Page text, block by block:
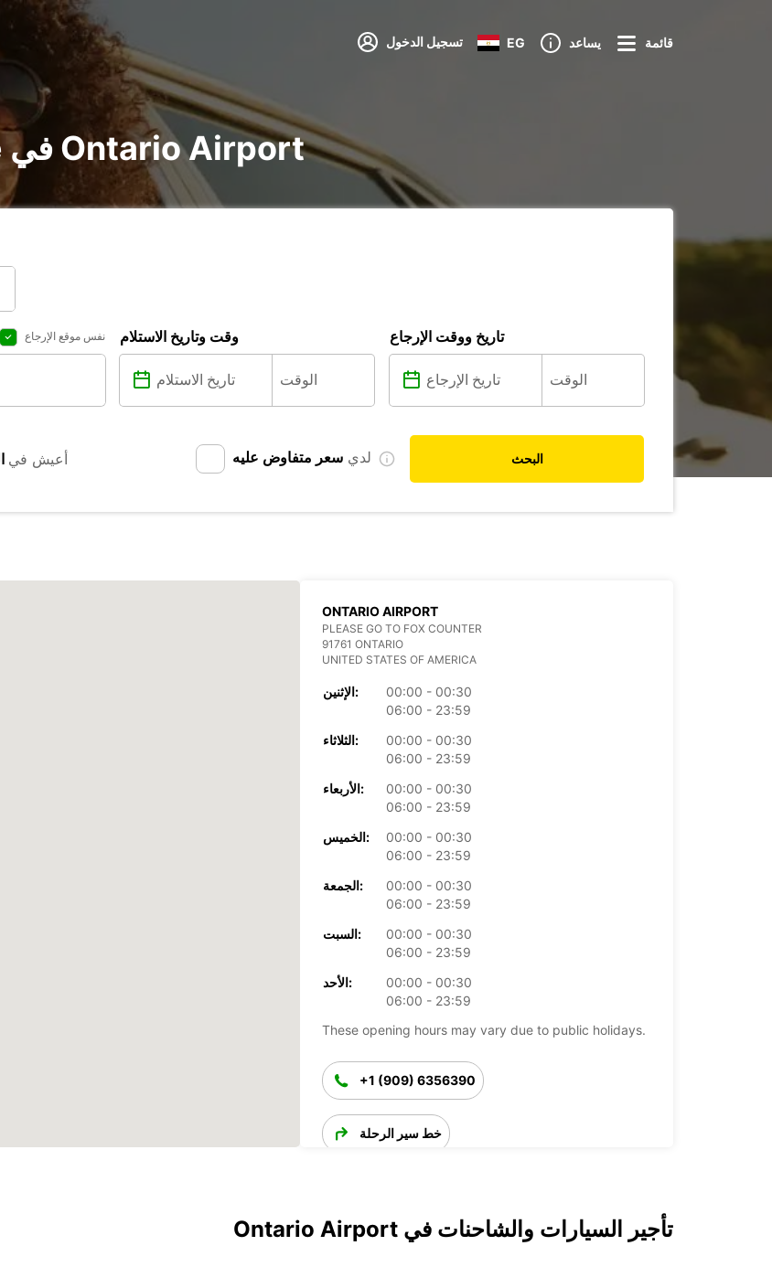
تسجيل الدخول EG يساعد قائمة
تأجير voiture و utilitaire في Ontario Airport
نفس موقع الإرجاع وقت وتاريخ الاستلام تاريخ ووقت الإرجاع
أعيش في لدي سعر متفاوض عليه البحث
ONTARIO AIRPORT
PLEASE GO TO FOX COUNTER
91761 ONTARIO
UNITED STATES OF AMERICA
الإثنين:
00:00 - 00:30
06:00 - 23:59
الثلاثاء:
00:00 - 00:30
06:00 - 23:59
الأربعاء:
00:00 - 00:30
06:00 - 23:59
الخميس:
00:00 - 00:30
06:00 - 23:59
الجمعة:
00:00 - 00:30
06:00 - 23:59
السبت:
00:00 - 00:30
06:00 - 23:59
الأحد:
00:00 - 00:30
06:00 - 23:59
These opening hours may vary due to public holidays.
+1 (909) 6356390
خط سير الرحلة
تأجير السيارات والشاحنات في Ontario Airport